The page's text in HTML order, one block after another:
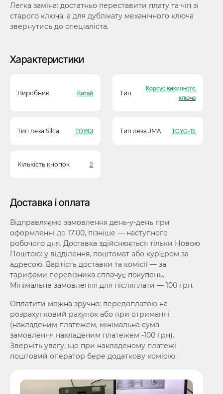
Легка заміна: достатньо переставити плату та чіп зі
старого ключа, а для дублікату механічного ключа
звернутись до спеціаліста.
Характеристики
Виробник Китай Тип
Корпус викидного
ключа
Тип леза Silca TOY43 Тип леза JMA TOYO-15
Кількість кнопок 2
Доставка і оплата
Відправляємо замовлення день-у-день при
оформленні до 17:00, пізніше — наступного
робочого дня. Доставка здійснюється тільки Новою
Поштою: у відділення, поштомат або курʼєром за
адресою. Вартість доставки та комісії — за
тарифами перевізника сплачує покупець.
Мінімальне замовлення для післяплати — 100 грн.
Оплатити можна зручно: передоплатою на
розрахунковий рахунок або при отриманні
(накладеним платежем, мінімальна сума
замовлення накладеним платежем -100 грн).
Зверніть увагу, що при накладеному платежі
поштовий оператор бере додаткову комісію.